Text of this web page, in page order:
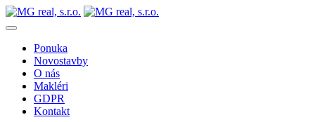
Ponuka
Novostavby
O nás
Makléri
GDPR
Kontakt